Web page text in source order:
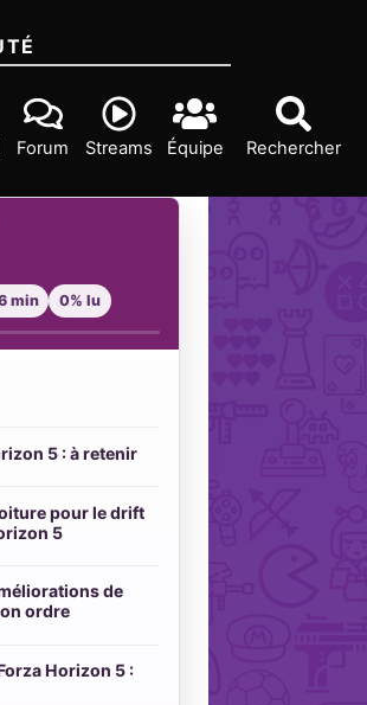
Rechercher
Forum Streams Équipe
min 0% lu
5 : à retenir
pour le drift
5
de
ordre
Horizon 5 :